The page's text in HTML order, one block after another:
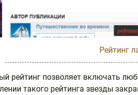
Рейтинг
рейтинг позволяет включать
такого рейтинга звезды